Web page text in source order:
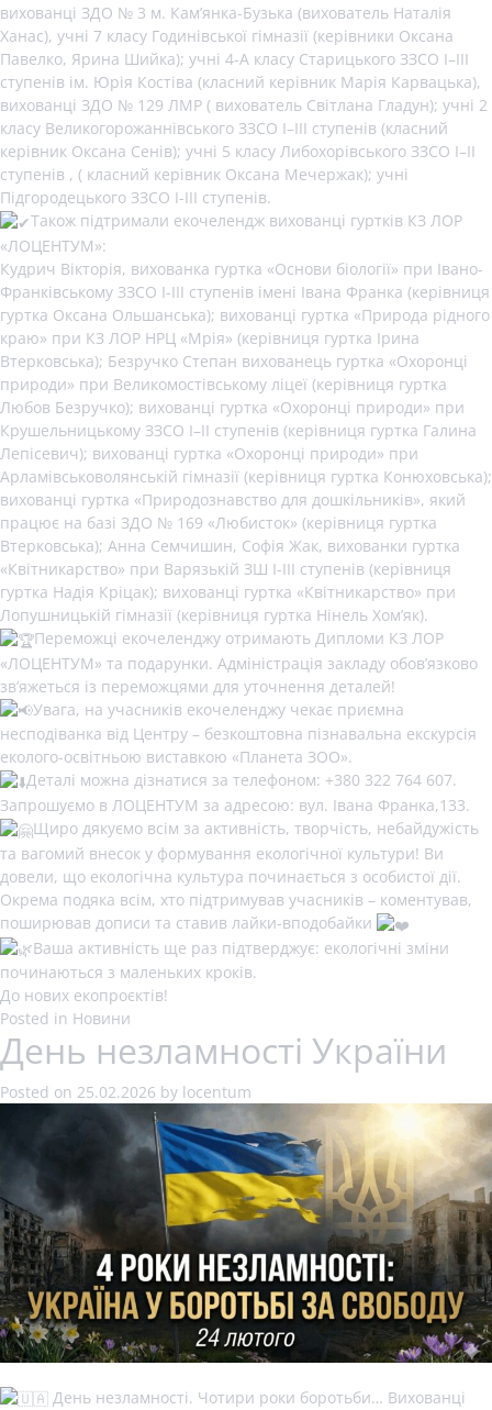
вихованці ЗДО № 3 м. Кам’янка-Бузька (вихователь Наталія
Ханас), учні 7 класу Годинівської гімназії (керівники Оксана
Павелко, Ярина Шийка); учні 4-А класу Старицького ЗЗСО І–ІІІ
ступенів ім. Юрія Костіва (класний керівник Марія Карвацька),
вихованці ЗДО № 129 ЛМР ( вихователь Світлана Гладун); учні 2
класу Великогорожаннівського ЗЗСО І–ІІІ ступенів (класний
керівник Оксана Сенів); учні 5 класу Либохорівського ЗЗСО І–ІІ
ступенів , ( класний керівник Оксана Мечержак); учні
Підгородецького ЗЗСО І-ІІІ ступенів.
Також підтримали екочелендж вихованці гуртків КЗ ЛОР
«ЛОЦЕНТУМ»:
Кудрич Вікторія, вихованка гуртка «Основи біології» при Івано-
Франківському ЗЗСО І-ІІІ ступенів імені Івана Франка (керівниця
гуртка Оксана Ольшанська); вихованці гуртка «Природа рідного
краю» при КЗ ЛОР НРЦ «Мрія» (керівниця гуртка Ірина
Втерковська); Безручко Степан вихованець гуртка «Охоронці
природи» при Великомостівському ліцеї (керівниця гуртка
Любов Безручко); вихованці гуртка «Охоронці природи» при
Крушельницькому ЗЗСО І–ІІ ступенів (керівниця гуртка Галина
Лепісевич); вихованці гуртка «Охоронці природи» при
Арламівськоволянській гімназії (керівниця гуртка Конюховська);
вихованці гуртка «Природознавство для дошкільників», який
працює на базі ЗДО № 169 «Любисток» (керівниця гуртка
Втерковська); Анна Семчишин, Софія Жак, вихованки гуртка
«Квітникарство» при Варязькій ЗШ І-ІІІ ступенів (керівниця
гуртка Надія Кріцак); вихованці гуртка «Квітникарство» при
Лопушницькій гімназії (керівниця гуртка Нінель Хом’як).
Переможці екочеленджу отримають Дипломи КЗ ЛОР
«ЛОЦЕНТУМ» та подарунки. Адміністрація закладу обов’язково
зв’яжеться із переможцями для уточнення деталей!
Увага, на учасників екочеленджу чекає приємна
несподіванка від Центру – безкоштовна пізнавальна екскурсія
еколого-освітньою виставкою «Планета ЗОО».
Деталі можна дізнатися за телефоном: +380 322 764 607.
Запрошуємо в ЛОЦЕНТУМ за адресою: вул. Івана Франка,133.
Щиро дякуємо всім за активність, творчість, небайдужість
та вагомий внесок у формування екологічної культури! Ви
довели, що екологічна культура починається з особистої дії.
Окрема подяка всім, хто підтримував учасників – коментував,
поширював дописи та ставив лайки-вподобайки
Ваша активність ще раз підтверджує: екологічні зміни
починаються з маленьких кроків.
До нових екопроєктів!
Posted in Новини
День незламності України
Posted on 25.02.2026 by locentum
День незламності. Чотири роки боротьби… Вихованці